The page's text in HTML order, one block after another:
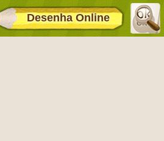
Desenha Online